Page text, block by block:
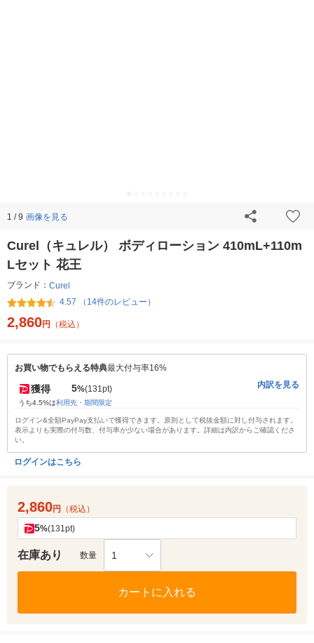
1 / 9 画像を見る
Curel（キュレル） ボディローション 410mL+110m
Lセット 花王
ブランド： Curel
4.57 （14件のレビュー）
2,860円 （税込）
お買い物でもらえる特典最大付与率16%
獲得 5%(131pt)
うち4.5%は利用先・期間限定
内訳を見る
ログイン&全額PayPay支払いで獲得できます。原則として税抜金額に対し付与されます。
表示よりも実際の付与数、付与率が少ない場合があります。詳細は内訳からご確認くださ
い。
ログインはこちら
2,860円 （税込）
5%(131pt)
在庫あり 数量 1
カートに入れる